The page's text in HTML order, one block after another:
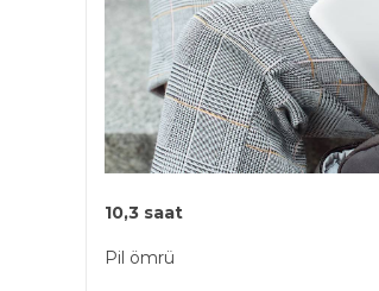
10,3 saat
Pil ömrü